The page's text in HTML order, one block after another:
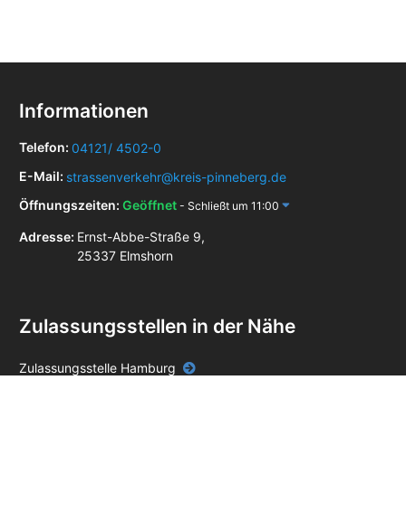
Informationen
Telefon: 04121/ 4502-0
E-Mail: strassenverkehr@kreis-pinneberg.de
Öffnungszeiten: Geöffnet - Schließt um 11:00
Adresse: Ernst-Abbe-Straße 9,
25337 Elmshorn
Zulassungsstellen in der Nähe
Zulassungsstelle Hamburg